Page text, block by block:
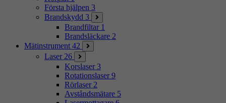
Första hjälpen 3
Brandskydd 3
Brandfiltar 1
Brandsläckare 2
Mätinstrument 42
Laser 26
Korslaser 3
Rotationslaser 9
Rörlaser 2
Avståndsmätare 5